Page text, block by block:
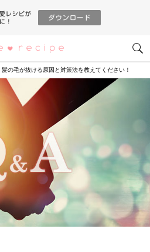
恋愛レシピ
髪の毛が抜ける原因と対策法を教えてください！